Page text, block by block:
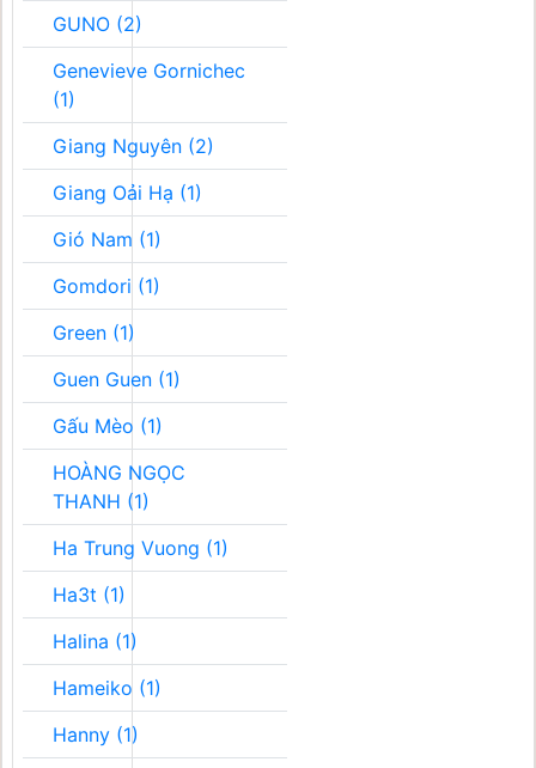
GUNO (2)
Genevieve Gornichec
(1)
Giang Nguyên (2)
Giang Oải Hạ (1)
Gió Nam (1)
Gomdori (1)
Green (1)
Guen Guen (1)
Gấu Mèo (1)
HOÀNG NGỌC
THANH (1)
Ha Trung Vuong (1)
Ha3t (1)
Halina (1)
Hameiko (1)
Hanny (1)